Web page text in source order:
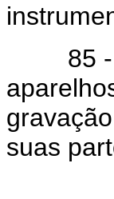
85 -
suas